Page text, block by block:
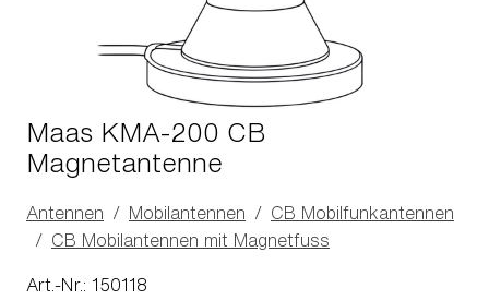
Maas KMA-200 CB
Magnetantenne
Antennen Mobilantennen
CB Mobilfunkantennen
CB Mobilantennen mit Magnetfuss
Art.-Nr.: 150118